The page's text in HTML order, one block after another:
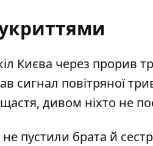
Києва через прорив
сигнал повітряної
дивом ніхто не
пустили брата й